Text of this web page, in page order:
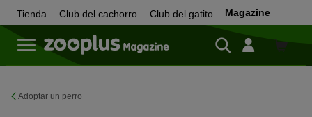
Tienda Club del cachorro Club del gatito Magazine
Tienda
Adoptar un perro